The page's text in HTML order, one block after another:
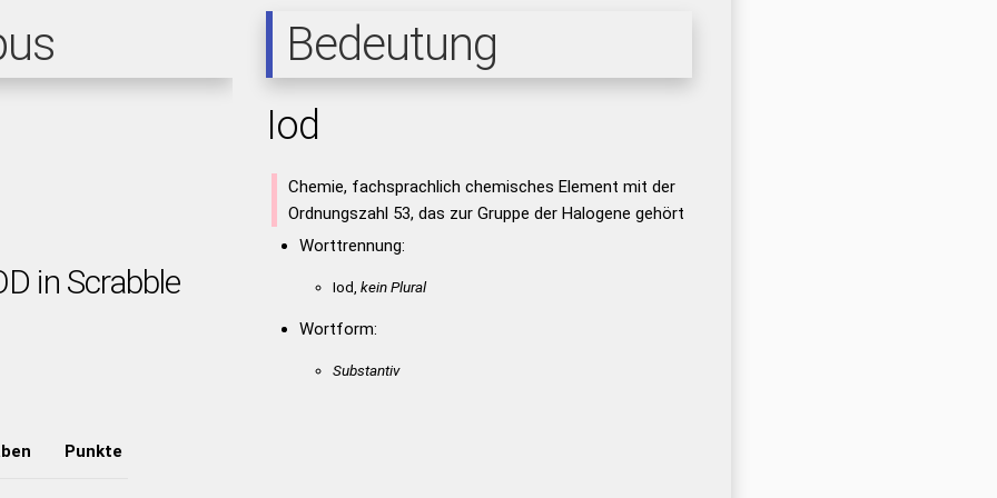
in Scrabble
Punkte
Bedeutung
Iod
Chemie, fachsprachlich chemisches Element mit der
Ordnungszahl 53, das zur Gruppe der Halogene gehört
Worttrennung:
Iod, kein Plural
Wortform:
Substantiv